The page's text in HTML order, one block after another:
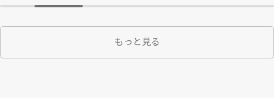
もっと見る